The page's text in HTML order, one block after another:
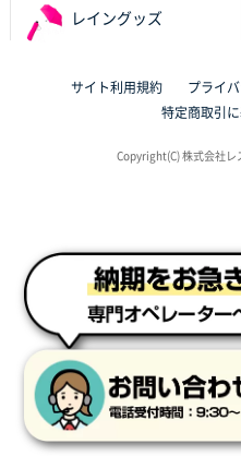
東京都N社様
サイト構成が解りやす
東京都J社様
群馬県K社様
ポリ袋 手穴B4サイズ
2025年10月11日 09:47
過去に製造をお願いし
に進められるから
東京都S社様
レイングッズ
サイト利用規約 プライ
特定商取引
Copyright(C) 株式会社レ